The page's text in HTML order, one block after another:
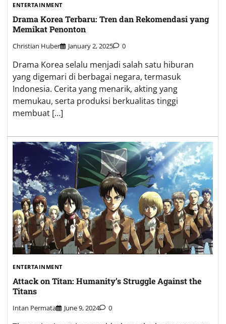
ENTERTAINMENT
Drama Korea Terbaru: Tren dan Rekomendasi yang
Memikat Penonton
Christian Huber January 2, 2025 0
Drama Korea selalu menjadi salah satu hiburan
yang digemari di berbagai negara, termasuk
Indonesia. Cerita yang menarik, akting yang
memukau, serta produksi berkualitas tinggi
membuat […]
ENTERTAINMENT
Attack on Titan: Humanity’s Struggle Against the
Titans
Intan Permata June 9, 2024 0